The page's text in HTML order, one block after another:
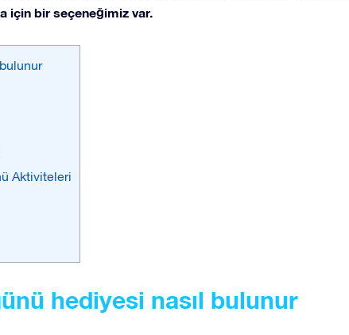
için bir seçeneğimiz var.
Aktiviteleri
hediyesi nasıl bulunur